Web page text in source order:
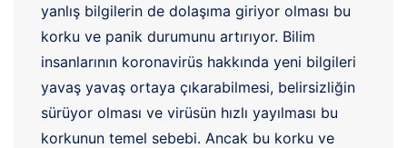
yanlış bilgilerin de dolaşıma giriyor olması bu
korku ve panik durumunu artırıyor. Bilim
insanlarının koronavirüs hakkında yeni bilgileri
yavaş yavaş ortaya çıkarabilmesi, belirsizliğin
sürüyor olması ve virüsün hızlı yayılması bu
korkunun temel sebebi. Ancak bu korku ve